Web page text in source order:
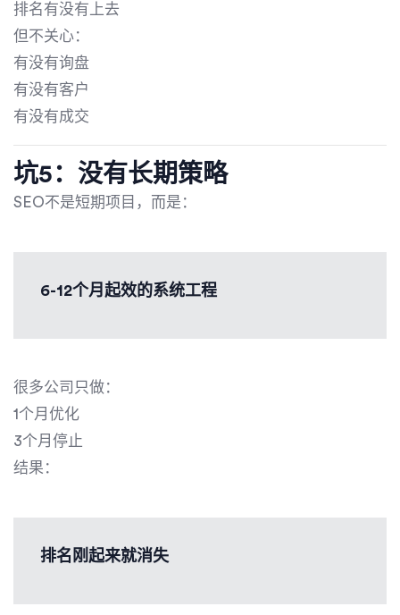
排名有没有上去
但不关心：
有没有询盘
有没有客户
有没有成交
坑5：没有长期策略
SEO不是短期项目，而是：
6-12个月起效的系统工程
很多公司只做：
1个月优化
3个月停止
结果：
排名刚起来就消失